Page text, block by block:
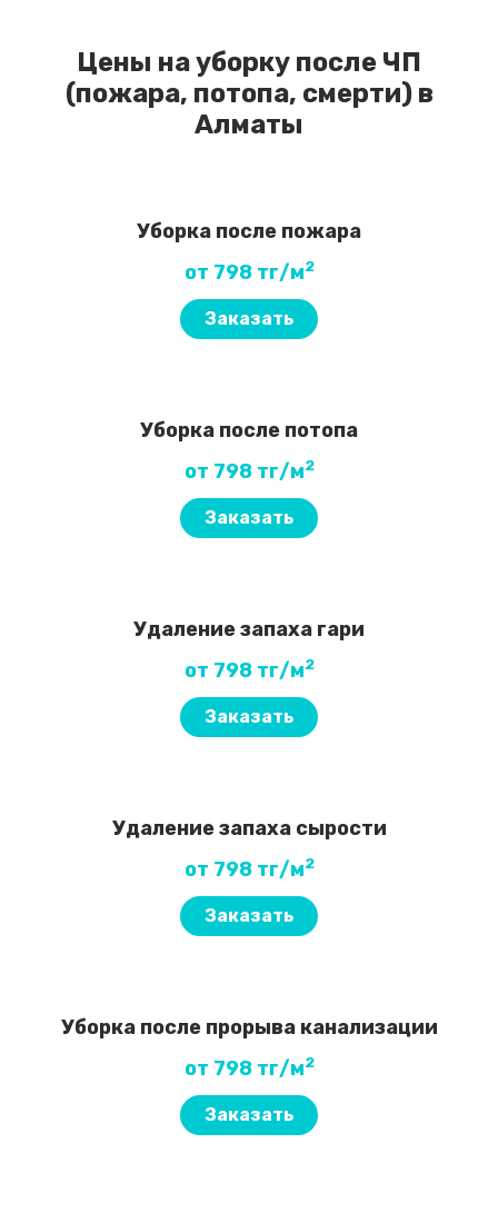
Цены на уборку после ЧП
(пожара, потопа, смерти) в
Алматы
Уборка после пожара
от 798 тг/м2
Заказать
Уборка после потопа
от 798 тг/м2
Заказать
Удаление запаха гари
от 798 тг/м2
Заказать
Удаление запаха сырости
от 798 тг/м2
Заказать
Уборка после прорыва канализации
от 798 тг/м2
Заказать